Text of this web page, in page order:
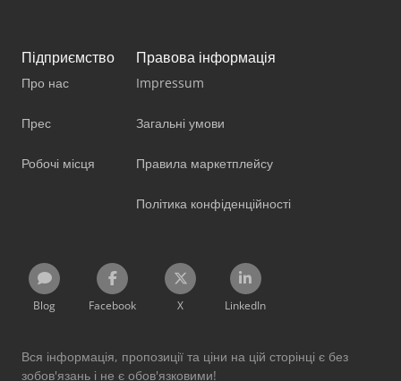
Підприємство
Про нас
Прес
Робочі місця
Правова інформація
Impressum
Загальні умови
Правила маркетплейсу
Політика конфіденційності
Blog Facebook X LinkedIn
Вся інформація, пропозиції та ціни на цій сторінці є без
зобов'язань і не є обов'язковими!